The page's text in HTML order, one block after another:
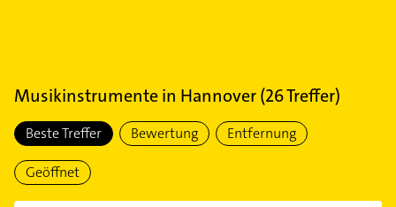
Musikinstrumentein Hannover(26Treffer)
Beste Treffer Bewertung Entfernung
Geöffnet